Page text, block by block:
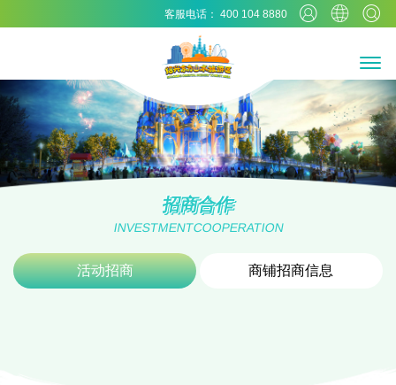
客服电话： 400 104 8880
招商合作
INVESTMENTCOOPERATION
活动招商 商铺招商信息